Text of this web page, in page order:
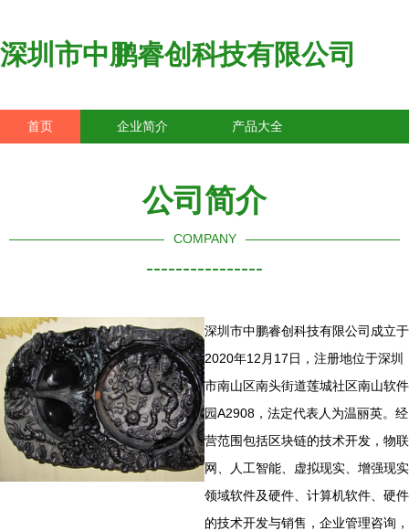
深圳市中鹏睿创科技有限公司
首页 企业简介 产品大全
公司简介
COMPANY
----------------
深圳市中鹏睿创科技有限公司成立于
2020年12月17日，注册地位于深圳
市南山区南头街道莲城社区南山软件
园A2908，法定代表人为温丽英。经
营范围包括区块链的技术开发，物联
网、人工智能、虚拟现实、增强现实
领域软件及硬件、计算机软件、硬件
的技术开发与销售，企业管理咨询，